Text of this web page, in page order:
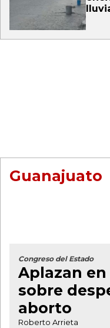
Guanajuato
Congreso del Estado
Aplazan
sobre
aborto
Roberto Arrieta